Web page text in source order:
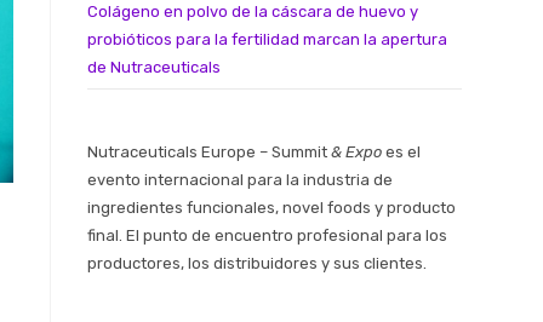
Colágeno en polvo de la cáscara de huevo y
probióticos para la fertilidad marcan la apertura
de Nutraceuticals
Nutraceuticals Europe – Summit& Expo es el
evento internacional para la industria de
ingredientes funcionales, novel foods y producto
final. El punto de encuentro profesional para los
productores, los distribuidores y sus clientes.